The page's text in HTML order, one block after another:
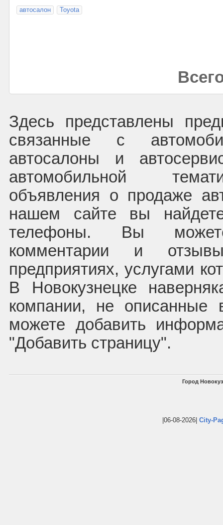
автосалон Toyota
Здесь представлены
связанные с
автосалоны и
автомобильной
объявления о продаже
нашем сайте вы
телефоны. Вы
комментарии и
предприятиях, услугами
В Новокузнецке
компании, не
можете добавить
"Добавить страницу".
Город
|06-08-2026| City-